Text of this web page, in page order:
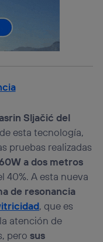
Sljačić del
esta tecnología,
pruebas realizadas
a dos metros
40%. A esta nueva
de resonancia
, que es
atención de
perosus
de internet, por
su dispositivo y
el mismo
del hogar
en la
Utiq seleccionando
esta página web o
Utiq
consulta